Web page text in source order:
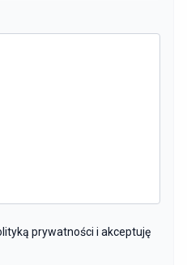
prywatności i akceptuję